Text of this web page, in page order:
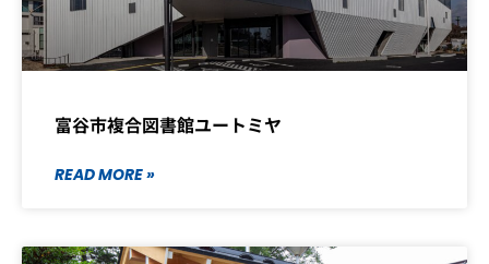
富谷市複合図書館ユートミヤ
READ MORE »